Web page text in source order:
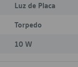
Luz de Placa
Torpedo
10 W